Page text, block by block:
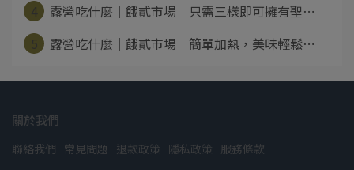
露營吃什麼｜餓貳市場｜只需三樣即可擁有聖⋯
露營吃什麼｜餓貳市場｜簡單加熱，美味輕鬆⋯
關於我們
聯絡我們 常見問題 退款政策 隱私政策 服務條款